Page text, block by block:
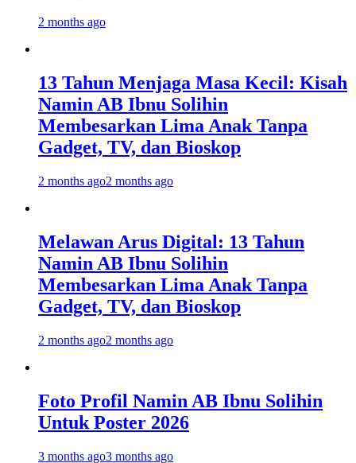
2 months ago
13 Tahun Menjaga Masa Kecil: Kisah
Namin AB Ibnu Solihin
Membesarkan Lima Anak Tanpa
Gadget, TV, dan Bioskop
2 months ago2 months ago
Melawan Arus Digital: 13 Tahun
Namin AB Ibnu Solihin
Membesarkan Lima Anak Tanpa
Gadget, TV, dan Bioskop
2 months ago2 months ago
Foto Profil Namin AB Ibnu Solihin
Untuk Poster 2026
3 months ago3 months ago